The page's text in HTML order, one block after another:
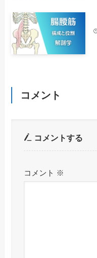
コメント
コメントする
コメント ※